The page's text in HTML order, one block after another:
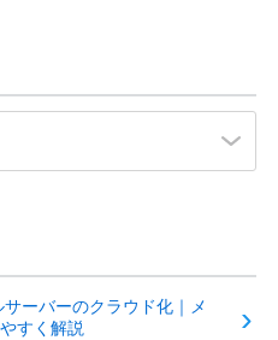
サーバーのクラウド化｜メ
すく解説